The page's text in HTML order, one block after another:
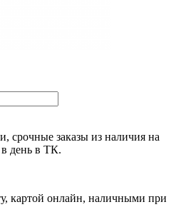
срочные заказы из наличия на
в день в ТК.
картой онлайн, наличными при